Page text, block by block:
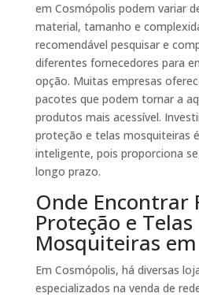
em Cosmópolis podem variar
material, tamanho e
recomendável pesquisar e
diferentes fornecedores para
opção. Muitas empresas
pacotes que podem tornar a
produtos mais acessível.
proteção e telas mosquiteiras
inteligente, pois proporciona
longo prazo.
Onde Encontrar
Proteção e Telas
Mosquiteiras
Em Cosmópolis, há diversas
especializados na venda de